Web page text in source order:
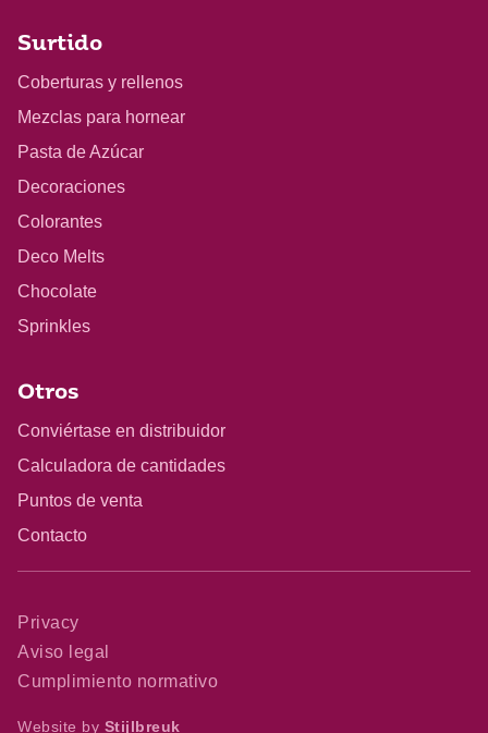
Surtido
Coberturas y rellenos
Mezclas para hornear
Pasta de Azúcar
Decoraciones
Colorantes
Deco Melts
Chocolate
Sprinkles
Otros
Conviértase en distribuidor
Calculadora de cantidades
Puntos de venta
Contacto
Privacy
Aviso legal
Cumplimiento normativo
Website by Stijlbreuk